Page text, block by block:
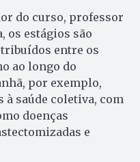
do curso, professor
os estágios são
entre os
ao longo do
por exemplo,
saúde coletiva, com
doenças
e